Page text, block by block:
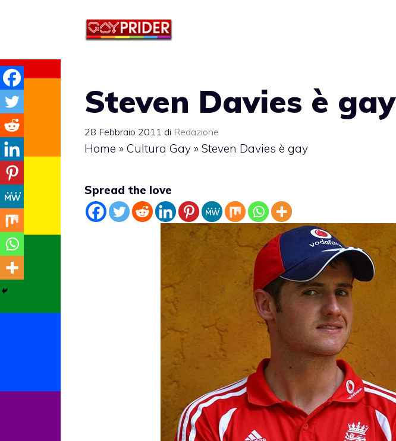
Steven Davies è gay
28 Febbraio 2011 di Redazione
Home » Cultura Gay » Steven Davies è gay
Spread the love